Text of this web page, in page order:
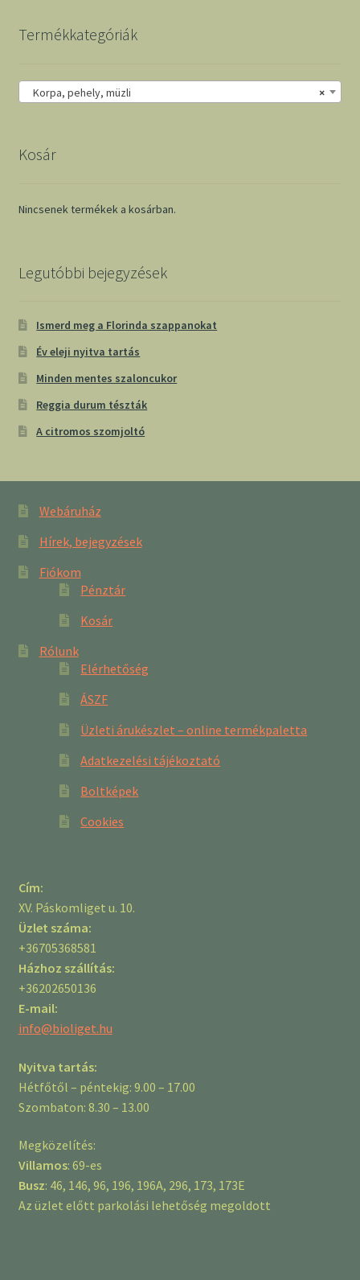
Termékkategóriák
×
Korpa, pehely, müzli
Kosár
Nincsenek termékek a kosárban.
Legutóbbi bejegyzések
Ismerd meg a Florinda szappanokat
Év eleji nyitva tartás
Minden mentes szaloncukor
Reggia durum tészták
A citromos szomjoltó
Webáruház
Hírek, bejegyzések
Fiókom
Pénztár
Kosár
Rólunk
Elérhetőség
ÁSZF
Üzleti árukészlet – online termékpaletta
Adatkezelési tájékoztató
Boltképek
Cookies
Cím:
XV. Páskomliget u. 10.
Üzlet száma:
+36705368581
Házhoz szállítás:
+36202650136
E-mail:
info@bioliget.hu
Nyitva tartás:
Hétfőtől – péntekig: 9.00 – 17.00
Szombaton: 8.30 – 13.00
Megközelítés:
Villamos: 69-es
Busz: 46, 146, 96, 196, 196A, 296, 173, 173E
Az üzlet előtt parkolási lehetőség megoldott